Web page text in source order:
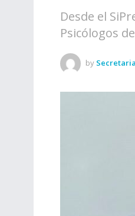
Desde el
Psicólogos
by